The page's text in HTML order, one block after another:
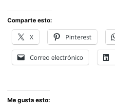
Comparte esto:
X Pinterest
Correo electrónico
Me gusta esto: